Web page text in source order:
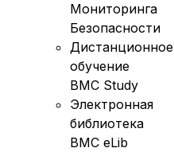
Мониторинга
Безопасности
Дистанционное
обучение
BMC Study
Электронная
библиотека
BMC eLib